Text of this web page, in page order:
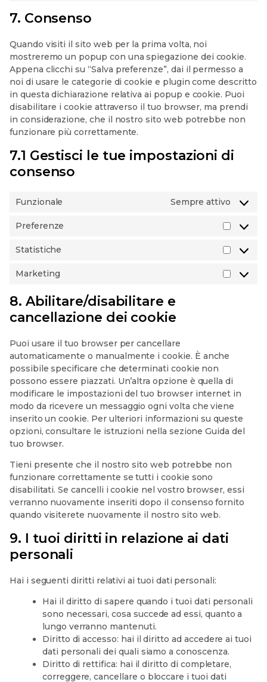
7. Consenso
Quando visiti il sito web per la prima volta, noi
mostreremo un popup con una spiegazione dei cookie.
Appena clicchi su “Salva preferenze”, dai il permesso a
noi di usare le categorie di cookie e plugin come descritto
in questa dichiarazione relativa ai popup e cookie. Puoi
disabilitare i cookie attraverso il tuo browser, ma prendi
in considerazione, che il nostro sito web potrebbe non
funzionare più correttamente.
7.1 Gestisci le tue impostazioni di
consenso
Funzionale Sempre attivo
Preferenze
Statistiche
Marketing
8. Abilitare/disabilitare e
cancellazione dei cookie
Puoi usare il tuo browser per cancellare
automaticamente o manualmente i cookie. È anche
possibile specificare che determinati cookie non
possono essere piazzati. Un’altra opzione è quella di
modificare le impostazioni del tuo browser internet in
modo da ricevere un messaggio ogni volta che viene
inserito un cookie. Per ulteriori informazioni su queste
opzioni, consultare le istruzioni nella sezione Guida del
tuo browser.
Tieni presente che il nostro sito web potrebbe non
funzionare correttamente se tutti i cookie sono
disabilitati. Se cancelli i cookie nel vostro browser, essi
verranno nuovamente inseriti dopo il consenso fornito
quando visiterete nuovamente il nostro sito web.
9. I tuoi diritti in relazione ai dati
personali
Hai i seguenti diritti relativi ai tuoi dati personali:
Hai il diritto di sapere quando i tuoi dati personali
sono necessari, cosa succede ad essi, quanto a
lungo verranno mantenuti.
Diritto di accesso: hai il diritto ad accedere ai tuoi
dati personali dei quali siamo a conoscenza.
Diritto di rettifica: hai il diritto di completare,
correggere, cancellare o bloccare i tuoi dati